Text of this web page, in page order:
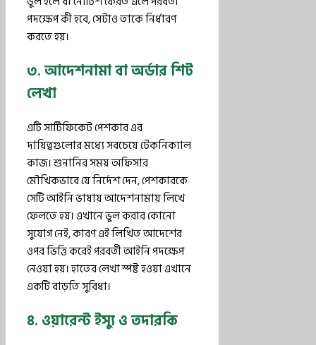
পদক্ষেপ কী হবে, সেটাও তাকে নির্ধারণ
করতে হয়।
৩. আদেশনামা বা অর্ডার শিট
লেখা
এটি সার্টিফিকেট পেশকার এর
দায়িত্বগুলোর মধ্যে সবচেয়ে টেকনিক্যাল
কাজ। শুনানির সময় অফিসার
মৌখিকভাবে যে নির্দেশ দেন, পেশকারকে
সেটি আইনি ভাষায় আদেশনামায় লিখে
ফেলতে হয়। এখানে ভুল করার কোনো
সুযোগ নেই, কারণ এই লিখিত আদেশের
ওপর ভিত্তি করেই পরবর্তী আইনি পদক্ষেপ
নেওয়া হয়। হাতের লেখা স্পষ্ট হওয়া এখানে
একটি বাড়তি সুবিধা।
৪. ওয়ারেন্ট ইস্যু ও তদারকি